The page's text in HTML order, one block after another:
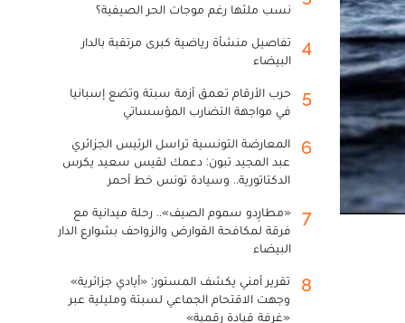
نسب ملئها رغم موجات الحر الصيفية؟
4
تفاصيل منشأة رياضية كبرى مرتقبة بالدار
البيضاء
5
حرب الأرقام تعمق أزمة سبتة وتضع إسبانيا
في مواجهة التضارب المؤسساتي
6
المعارضة التونسية تراسل الرئيس الجزائري
عبد المجيد تبون: دعمك لقيس سعيد يكرس
الدكتاتورية.. وسيادة تونس خط أحمر
7
«مطارِدو سموم الصيف».. رحلة ميدانية مع
فرقة لمكافحة القوارض والزواحف بشوارع الدار
البيضاء
8
تقرير أمني يكشف المستور: «أيادي جزائرية»
وجهت الاقتحام الجماعي لسبتة ومليلية عبر
«غرفة قيادة رقمية»